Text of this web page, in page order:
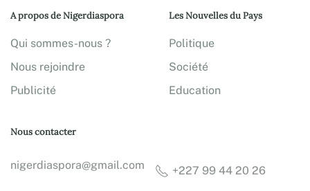
A propos de Nigerdiaspora
Qui sommes-nous ?
Nous rejoindre
Publicité
Les Nouvelles du Pays
Politique
Société
Education
Nous contacter
nigerdiaspora@gmail.com +227 99 44 20 26